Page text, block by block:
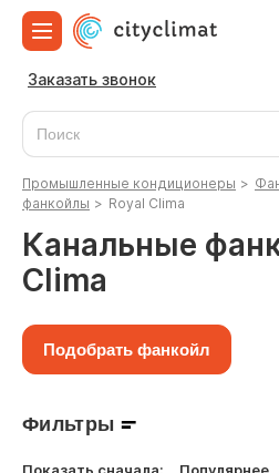
Заказать звонок
Промышленные кондиционеры >
фанкойлы > Royal Clima
Канальные
Clima
Подобрать фанкойл
Фильтры